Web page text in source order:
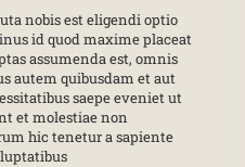
nobis est eligendi optio
id quod maxime placeat
assumenda est, omnis
autem quibusdam et aut
saepe eveniet ut
et molestiae non
hic tenetur a sapiente